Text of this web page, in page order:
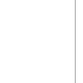
術、絵本・児童